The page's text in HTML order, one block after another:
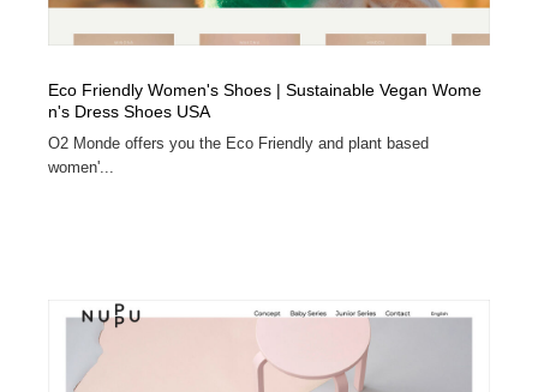
Eco Friendly Women's Shoes | Sustainable Vegan Wome
n's Dress Shoes USA
O2 Monde offers you the Eco Friendly and plant based
women'...